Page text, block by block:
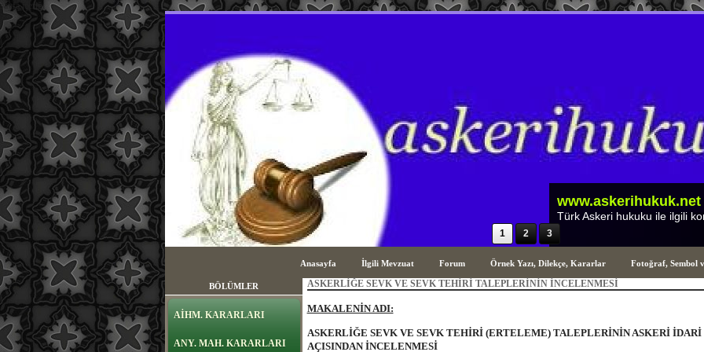
sayfa içeriği
www.askerihukuk.net
Türk Askeri Hukuku ile ilgili
1 2 3
Anasayfa İlgili Mevzuat Forum Örnek Yazı, Dilekçe, Kararlar Fotoğraf, Sembol
BÖLÜMLER
AİHM. KARARLARI
ANY. MAH. KARARLARI
ASKERLİĞE SEVK VE SEVK TEHİRİ TALEPLERİNİN İNCELENMESİ
MAKALENİN ADI:
ASKERLİĞE SEVK VE SEVK TEHİRİ (ERTELEME) TALEPLERİNİN ASKERİ İDARİ
AÇISINDAN İNCELENMESİ